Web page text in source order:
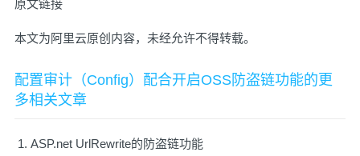
原文链接
本文为阿里云原创内容，未经允许不得转载。
配置审计（Config）配合开启OSS防盗链功能的更
多相关文章
ASP.net UrlRewrite的防盗链功能